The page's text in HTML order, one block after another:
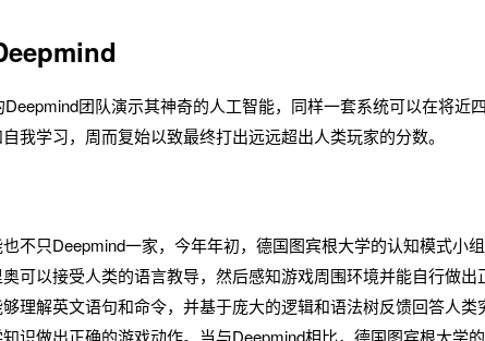
团队演示其神奇的人工智能，同样一套系统可以在将近
我学习，周而复始以致最终打出远远超出人类玩家的分数。
不只Deepmind一家，今年年初，德国图宾根大学的认知模式小
可以接受人类的语言教导，然后感知游戏周围环境并能自行做出
理解英文语句和命令，并基于庞大的逻辑和语法树反馈回答人类
识做出正确的游戏动作。当与Deepmind相比，德国图宾根大学